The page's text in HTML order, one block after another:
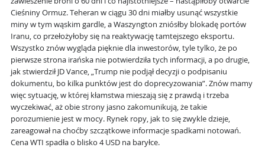
Cieśniny Ormuz. Teheran w ciągu 30 dni miałby usunąć wszystkie
miny w tym wąskim gardle, a Waszyngton zniósłby blokadę portów
Iranu, co przełożyłoby się na reaktywację tamtejszego eksportu.
Wszystko znów wygląda pięknie dla inwestorów, tyle tylko, że po
pierwsze strona irańska nie potwierdziła tych informacji, a po drugie,
jak stwierdził JD Vance, „Trump nie podjął decyzji o podpisaniu
dokumentu, bo kilka punktów jest do doprecyzowania”. Znów mamy
więc sytuację, w której kłamstwa mieszają się z prawdą i trzeba
wyczekiwać, aż obie strony jasno zakomunikują, że takie
porozumienie jest w mocy. Rynek ropy, jak to się zwykle dzieje,
zareagował na choćby szczątkowe informacje spadkami notowań.
Cena WTI spadła o blisko 4 USD na baryłce.